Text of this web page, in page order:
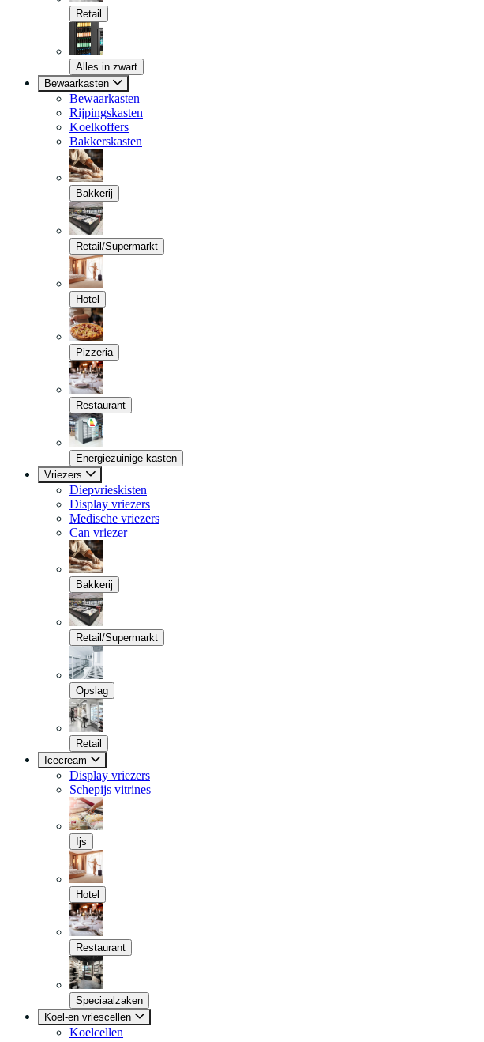
Retail
Alles in zwart
Bewaarkasten
Bewaarkasten
Rijpingskasten
Koelkoffers
Bakkerskasten
Bakkerij
Retail/Supermarkt
Hotel
Pizzeria
Restaurant
Energiezuinige kasten
Vriezers
Diepvrieskisten
Display vriezers
Medische vriezers
Can vriezer
Bakkerij
Retail/Supermarkt
Opslag
Retail
Icecream
Display vriezers
Schepijs vitrines
Ijs
Hotel
Restaurant
Speciaalzaken
Koel-en vriescellen
Koelcellen